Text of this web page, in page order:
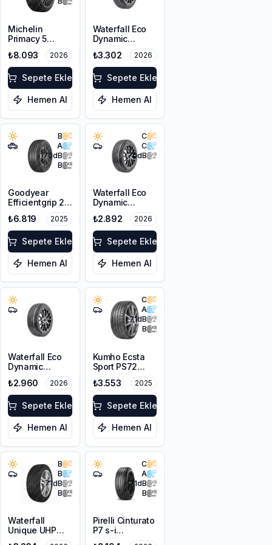
Michelin
Primacy 5
225/55R18 98V
₺8.093 2026
Sepete Ekle
Hemen Al
Waterfall Eco
Dynamic
225/45R18 95W
XL
₺3.302 2026
Sepete Ekle
Hemen Al
B
A
70dB
B
Goodyear
Efficientgrip 2
SUV 225/55R18
98V
₺6.819 2025
Sepete Ekle
Hemen Al
C
C
70dB
Waterfall Eco
Dynamic
225/45R17 94W
XL
₺2.892 2026
Sepete Ekle
Hemen Al
Waterfall Eco
Dynamic
215/45R17 91V
XL
₺2.960 2026
Sepete Ekle
Hemen Al
C
A
71dB
B
Kumho Ecsta
Sport PS72
225/45ZR17
91Y EV
₺3.553 2025
Sepete Ekle
Hemen Al
B
B
71dB
B
Waterfall
Unique UHP
215/55R17 94W
C
A
71dB
B
Pirelli Cinturato
P7 s-i
225/45R18 95W